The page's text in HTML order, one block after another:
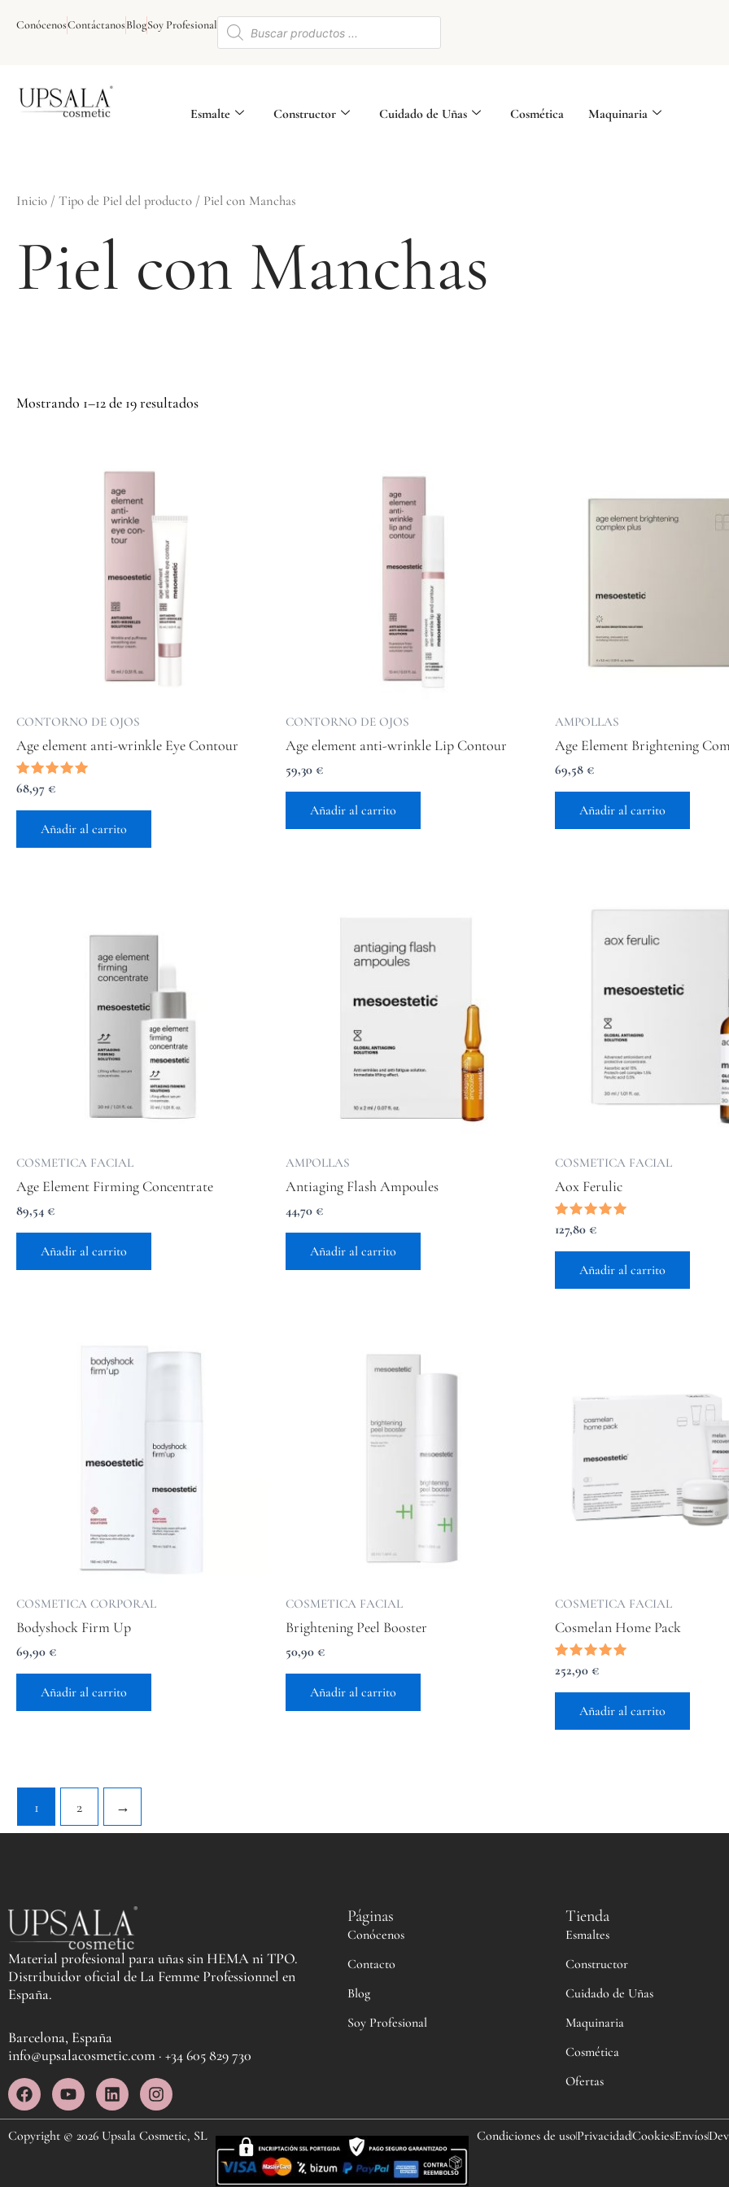
ConócenosContáctanosBlogSoy Profesional Búsqueda
Esmalte Constructor Cuidado de Uñas Cosmética Maquinaria
Inicio / Tipo de Piel del producto / Piel con Manchas
Piel con Manchas
Mostrando 1–12 de 19 resultados
CONTORNO DE OJOS
Age element anti-wrinkle Eye Contour
Valorado
con
5.00
68,97 €
Añadir al carrito
CONTORNO DE OJOS
Age element anti-wrinkle Lip Contour
59,30 €
Añadir al carrito
AMPOLLAS
Age Element Brightening
69,58 €
Añadir al carrito
COSMETICA FACIAL
Age Element Firming Concentrate
89,54 €
Añadir al carrito
AMPOLLAS
Antiaging Flash Ampoules
44,70 €
Añadir al carrito
COSMETICA FACIAL
Aox Ferulic
Valorado
con
5.00
127,80 €
Añadir al carrito
COSMETICA CORPORAL
Bodyshock Firm Up
69,90 €
Añadir al carrito
COSMETICA FACIAL
Brightening Peel Booster
50,90 €
Añadir al carrito
COSMETICA FACIAL
Cosmelan Home Pack
Valorado
con
5.00
de 5
252,90 €
Añadir al carrito
1 2 →
Material profesional para uñas sin HEMA ni TPO.
Distribuidor oficial de La Femme Professionnel en
España.
Barcelona, España
info@upsalacosmetic.com · +34 605 829 730
F
a
c
e
b
Y
o
u
t
L
i
n
k
e
I
n
s
t
Páginas
Conócenos
Contacto
Blog
Soy Profesional
Tienda
Esmaltes
Constructor
Cuidado de Uñas
Maquinaria
Cosmética
Ofertas
Copyright © 2026 Upsala Cosmetic, SL Condiciones de usoPrivacidadCookiesEnvíos